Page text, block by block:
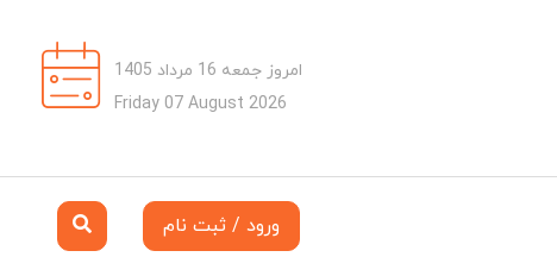
امروز جمعه 16 مرداد 1405
Friday 07 August 2026
ورود / ثبت نام